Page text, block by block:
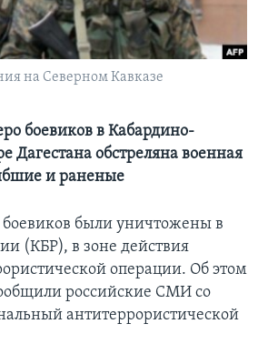
на Северном Кавказе
боевиков в Кабардино-
Дагестана обстреляна военная
и раненые
были уничтожены в
(КБР), в зоне действия
операции. Об этом
российские СМИ со
антитеррористической